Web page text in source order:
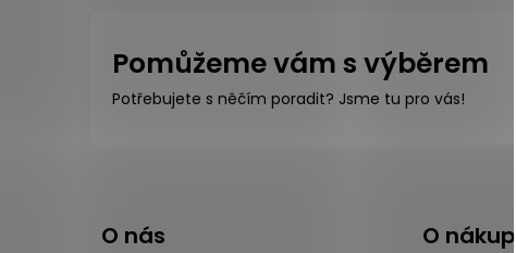
Pomůžeme vám s výběrem
Potřebujete s něčím poradit? Jsme tu pro vás!
O nás O nákupu